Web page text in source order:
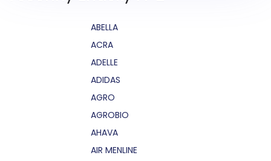
ABELLA
ACRA
ADELLE
ADIDAS
AGRO
AGROBIO
AHAVA
AIR MENLINE